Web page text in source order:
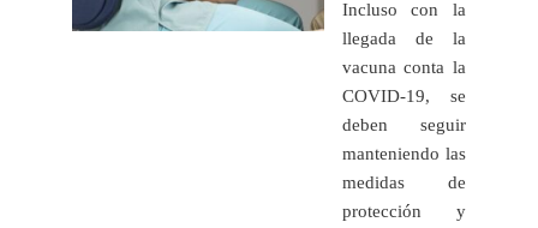
Incluso con la
llegada de la
vacuna conta la
COVID-19, se
deben seguir
manteniendo las
medidas de
protección y